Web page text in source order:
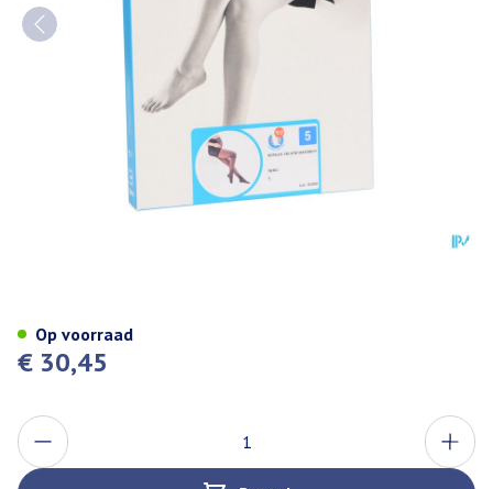
€ 30,45
Aantal
Op voorraad